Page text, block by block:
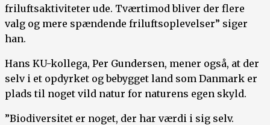
friluftsaktiviteter ude. Tværtimod bliver der flere
valg og mere spændende friluftsoplevelser” siger
han.
Hans KU-kollega, Per Gundersen, mener også, at der
selv i et opdyrket og bebygget land som Danmark er
plads til noget vild natur for naturens egen skyld.
”Biodiversitet er noget, der har værdi i sig selv.